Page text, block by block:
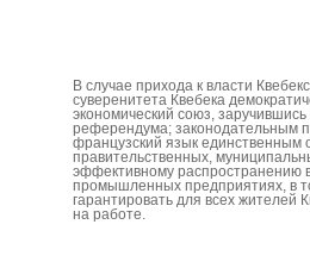
В случае прихода к власти
суверенитета Квебека
экономический союз,
референдума; законодательным
французский язык единственным
правительственных,
эффективному распространению
промышленных предприятиях, в
гарантировать для всех жителей
на работе.